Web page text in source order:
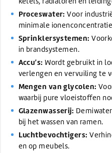
Proceswater: Voor
minimale
Sprinklersystemen:
in brandsystemen.
Accu’s: Wordt gebruikt in
verlengen en vervuiling te
Mengen van glycolen:
waarbij pure vloeistoffen
Glazenwasserij:
bij het wassen van ramen.
Luchtbevochtigers:
en op meubels.